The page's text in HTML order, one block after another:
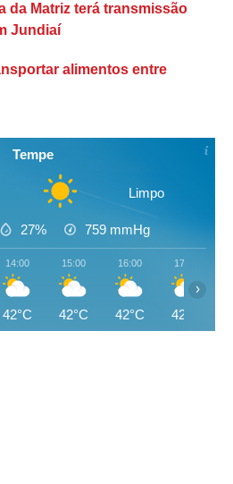
da Matriz terá transmissão
Jundiaí
alimentos entre
Tempe
Limpo
27% 759 mmHg
14:00
42°C
15:00
42°C
16:00
42°C
17:00
42°C
›